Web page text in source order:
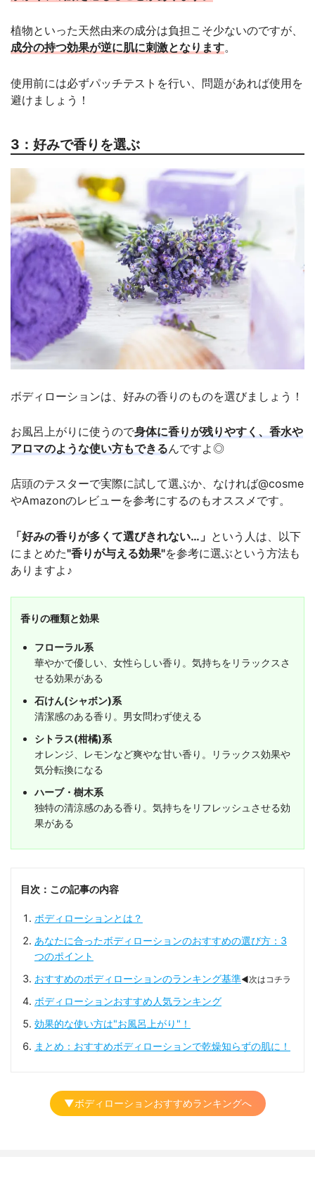
植物といった天然由来の成分は負担こそ少ないのですが、
成分の持つ効果が逆に肌に刺激となります。
使用前には必ずパッチテストを行い、問題があれば使用を
避けましょう！
3：好みで香りを選ぶ
ボディローションは、好みの香りのものを選びましょう！
お風呂上がりに使うので身体に香りが残りやすく、香水や
アロマのような使い方もできるんですよ◎
店頭のテスターで実際に試して選ぶか、なければ@cosme
やAmazonのレビューを参考にするのもオススメです。
「好みの香りが多くて選びきれない…」 という人は、以下
にまとめた"香りが与える効果"を参考に選ぶという方法も
ありますよ♪
香りの種類と効果
フローラル系
華やかで優しい、女性らしい香り。気持ちをリラックスさ
せる効果がある
石けん(シャボン)系
清潔感のある香り。男女問わず使える
シトラス(柑橘)系
オレンジ、レモンなど爽やな甘い香り。リラックス効果や
気分転換になる
ハーブ・樹木系
独特の清涼感のある香り。気持ちをリフレッシュさせる効
果がある
目次：この記事の内容
ボディローションとは？
あなたに合ったボディローションのおすすめの選び方：3
つのポイント
おすすめのボディローションのランキング基準◀次はコチラ
ボディローションおすすめ人気ランキング
効果的な使い方は"お風呂上がり"！
まとめ：おすすめボディローションで乾燥知らずの肌に！
▼ボディローションおすすめランキングへ